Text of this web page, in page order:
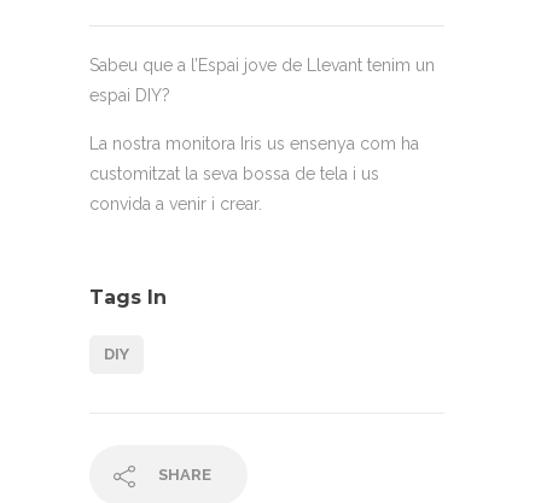
Sabeu que a l’Espai jove de Llevant tenim un
espai DIY?
La nostra monitora Iris us ensenya com ha
customitzat la seva bossa de tela i us
convida a venir i crear.
Tags In
DIY
SHARE